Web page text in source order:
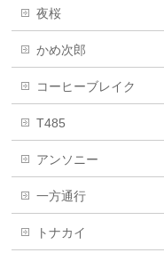
夜桜
かめ次郎
コーヒーブレイク
T485
アンソニー
一方通行
トナカイ